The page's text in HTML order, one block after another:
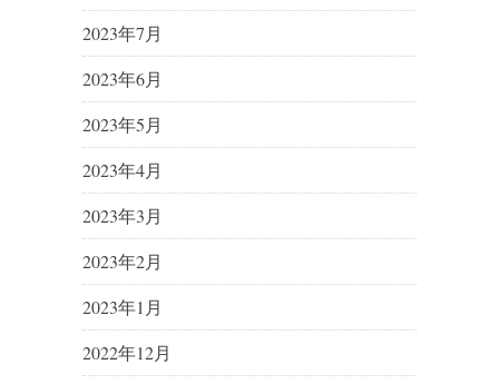
2023年7月
2023年6月
2023年5月
2023年4月
2023年3月
2023年2月
2023年1月
2022年12月